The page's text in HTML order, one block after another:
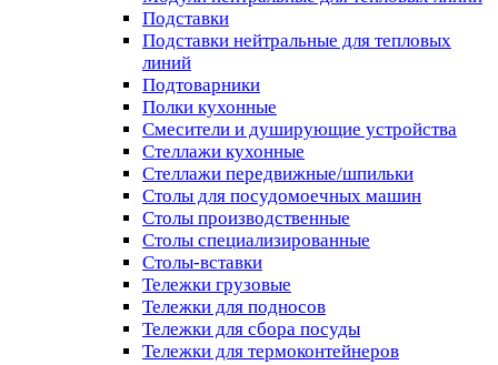
Подставки
Подставки нейтральные для тепловых
линий
Подтоварники
Полки кухонные
Смесители и душирующие устройства
Стеллажи кухонные
Стеллажи передвижные/шпильки
Столы для посудомоечных машин
Столы производственные
Столы специализированные
Столы-вставки
Тележки грузовые
Тележки для подносов
Тележки для сбора посуды
Тележки для термоконтейнеров